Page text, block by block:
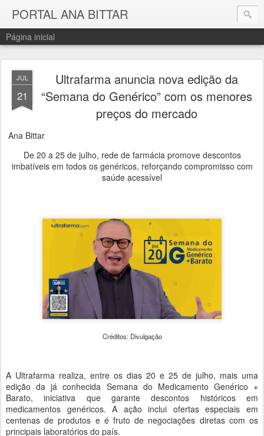
PORTAL ANA BITTAR
Página inicial
JUL
21
Ultrafarma anuncia nova edição da
“Semana do Genérico” com os menores
preços do mercado
Ana Bittar
De 20 a 25 de julho, rede de farmácia promove descontos
imbatíveis em todos os genéricos, reforçando compromisso com
saúde acessível
Créditos: Divulgação
A Ultrafarma realiza, entre os dias 20 e 25 de julho, mais uma
edição da já conhecida Semana do Medicamento Genérico +
Barato, iniciativa que garante descontos históricos em
medicamentos genéricos. A ação inclui ofertas especiais em
centenas de produtos e é fruto de negociações diretas com os
principais laboratórios do país.